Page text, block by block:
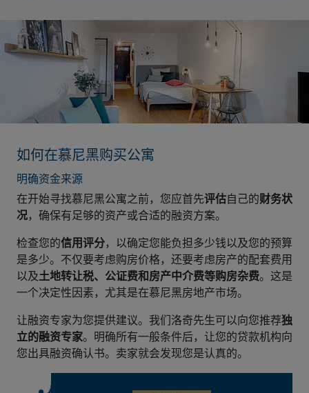
如何在慕尼黑购买公寓
明确资金来源
在开始寻找慕尼黑公寓之前，您应首先评估自己的财务状
况，确保有足够的资产或合适的融资方案。
检查您的信用评分，以确定您能负担多少钱以及您的预算
是多少。不仅要考虑购房价格，还要考虑房产的配套费用
以及土地转让税、公证费和房产中介费等购房杂费。这是
一个决定性因素，尤其是在慕尼黑房地产市场。
让融资专家为您提供建议。我们洛奇先生可以向您推荐独
立的融资专家。明确所有一般条件后，让您的贷款机构向
您出具融资确认书。卖家就会发现您是认真的。